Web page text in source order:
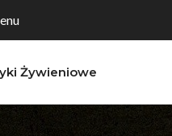
Żywieniowe